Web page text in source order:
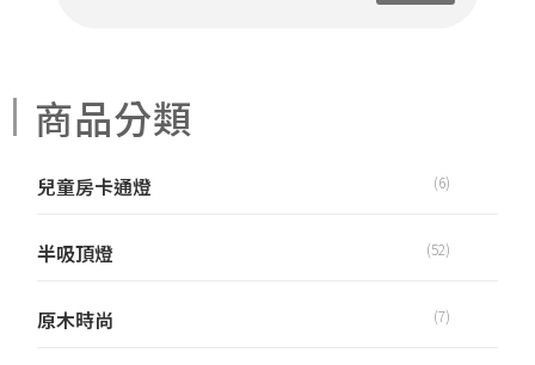
商品分類
兒童房卡通燈 (6)
半吸頂燈 (52)
原木時尚 (7)